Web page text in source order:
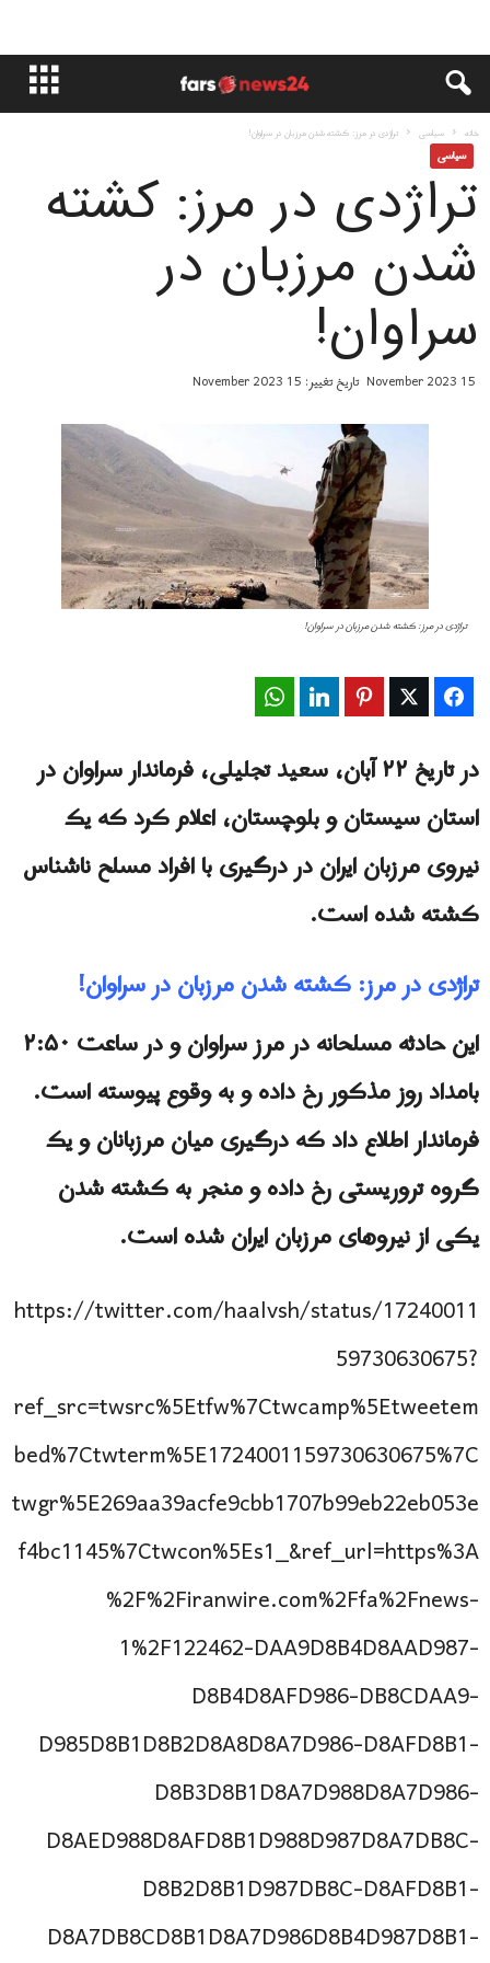
خانه سياسى تراژدی در مرز: کشته شدن مرزبان در سراوان!
سياسى
تراژدی در مرز: کشته
شدن مرزبان در
سراوان!
15 November 2023 تاریخ تغییر: 15 November 2023
تراژدی در مرز: کشته شدن مرزبان در سراوان!
Facebook
Twitter
Pinterest
LinkedIn
در تاریخ ۲۲ آبان، سعید تجلیلی، فرماندار سراوان در
استان سیستان و بلوچستان، اعلام کرد که یک
نیروی مرزبان ایران در درگیری با افراد مسلح ناشناس
کشته شده است.
تراژدی در مرز: کشته شدن مرزبان در سراوان!
این حادثه مسلحانه در مرز سراوان و در ساعت ۲:۵۰
بامداد روز مذکور رخ داده و به وقوع پیوسته است.
فرماندار اطلاع داد که درگیری میان مرزبانان و یک
گروه تروریستی رخ داده و منجر به کشته شدن
یکی از نیروهای مرزبان ایران شده است.
https://twitter.com/haalvsh/status/17240011
59730630675?
ref_src=twsrc%5Etfw%7Ctwcamp%5Etweetem
bed%7Ctwterm%5E1724001159730630675%7C
twgr%5E269aa39acfe9cbb1707b99eb22eb053e
f4bc1145%7Ctwcon%5Es1_&ref_url=https%3A
%2F%2Firanwire.com%2Ffa%2Fnews-
1%2F122462-DAA9D8B4D8AAD987-
D8B4D8AFD986-DB8CDAA9-
D985D8B1D8B2D8A8D8A7D986-D8AFD8B1-
D8B3D8B1D8A7D988D8A7D986-
D8AED988D8AFD8B1D988D987D8A7DB8C-
D8B2D8B1D987DB8C-D8AFD8B1-
D8A7DB8CD8B1D8A7D986D8B4D987D8B1-